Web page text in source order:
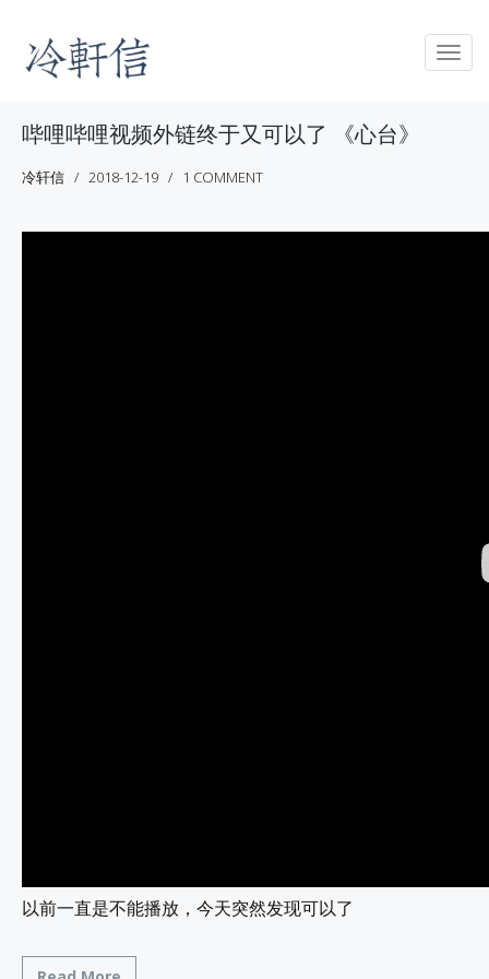
哔哩哔哩视频外链终于又可以了 《心台》
冷轩信 2018-12-19 1 COMMENT
以前一直是不能播放，今天突然发现可以了